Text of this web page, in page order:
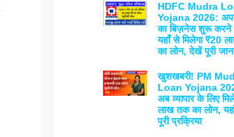
HDFC Mudra
Yojana 2026:
का बिज़नेस शुरू करने
यहाँ से मिलेगा ₹20
का लोन, देखें पूरी
खुशखबरी! PM
Loan Yojana
अब व्यापार के लिए
लाख तक का लोन,
पूरी प्रक्रिया